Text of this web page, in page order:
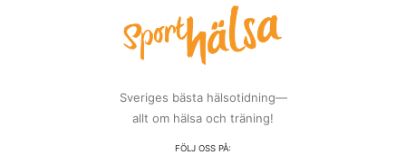
Sveriges bästa hälsotidning—
allt om hälsa och träning!
FÖLJ OSS PÅ: